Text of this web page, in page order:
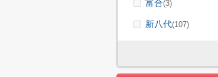
富合(3)
新八代(107)